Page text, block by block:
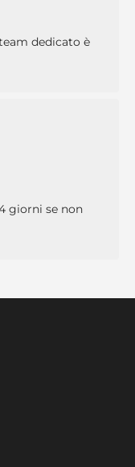
dedicato è
giorni se non